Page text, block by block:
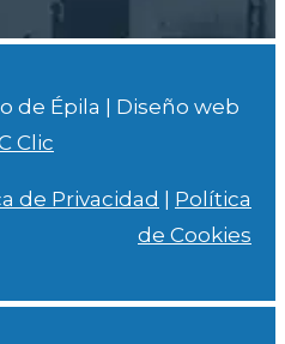
de Épila | Diseño web
Clic
de Privacidad
Política
de Cookies